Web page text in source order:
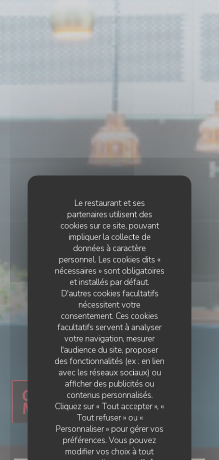
Le restaurant et ses
partenaires utilisent des
cookies sur ce site, pouvant
impliquer la collecte de
données à caractère
personnel. Les cookies dits «
nécessaires » sont obligatoires
et installés par défaut.
D'autres cookies facultatifs
nécessitent votre
consentement. Ces cookies
facultatifs servent à analyser
votre navigation, mesurer
l'audience du site, proposer
des fonctionnalités (ex : en lien
avec les réseaux sociaux) ou
afficher des publicités ou
contenus personnalisés.
Cliquez sur « Tout accepter », «
Tout refuser » ou «
Personnaliser » pour gérer vos
préférences. Vous pouvez
modifier vos choix à tout
RESTAURANT GASTRONOMIQUE
• AMIENS
Ail des Ours